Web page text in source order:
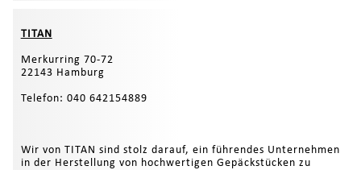
TITAN
Merkurring 70-72
22143 Hamburg
Telefon: 040 642154889
Wir von TITAN sind stolz darauf, ein führendes Unternehmen
in der Herstellung von hochwertigen Gepäckstücken zu